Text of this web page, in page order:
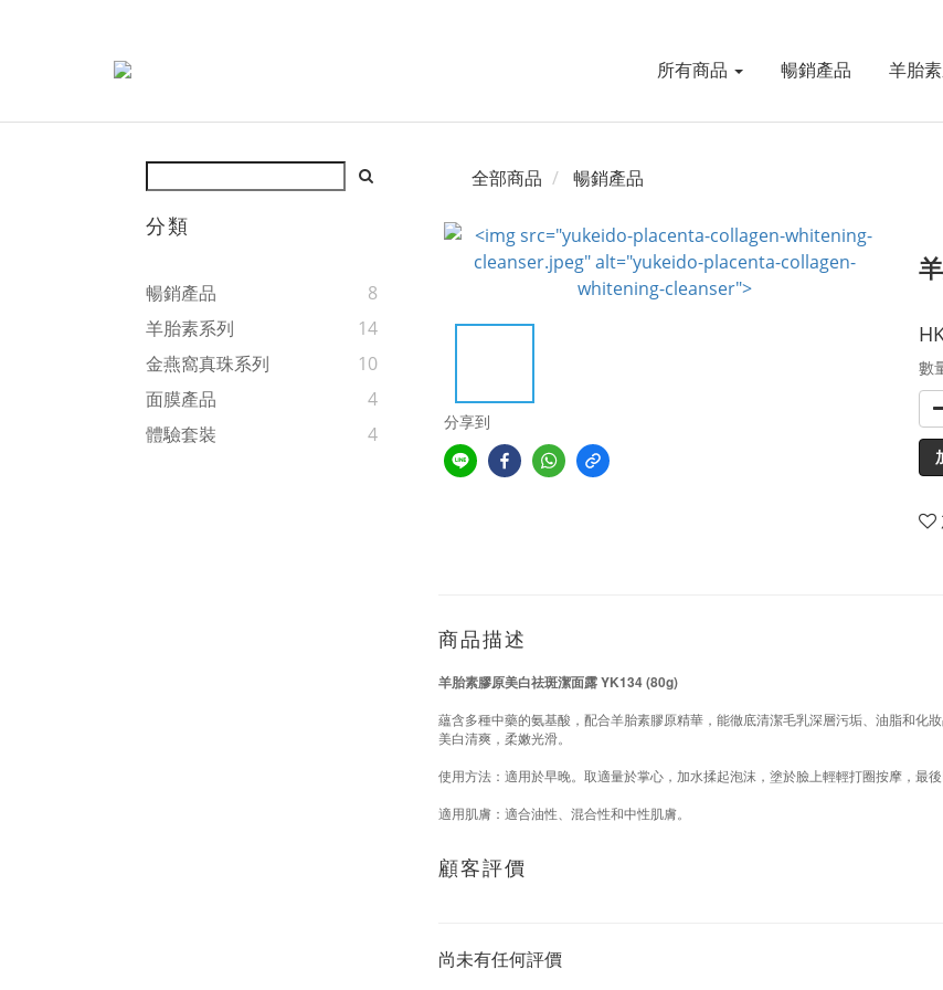
所有商品 暢銷產品 羊胎
分類
暢銷產品
8
羊胎素系列
14
金燕窩真珠系列
10
面膜產品
4
體驗套裝
4
全部商品 暢銷產品
分享到
數
商品描述
羊胎素膠原美白祛斑潔面露YK134 (80g)
蘊含多種中藥的氨基酸，配合羊胎素膠原精華，能徹底清潔毛乳深層污垢、油脂和化
美白清爽，柔嫩光滑。
使用方法：適用於早晚。取適量於掌心，加水揉起泡沫，塗於臉上輕輕打圈按摩，最後
適用肌膚：適合油性、混合性和中性肌膚。
顧客評價
尚未有任何評價